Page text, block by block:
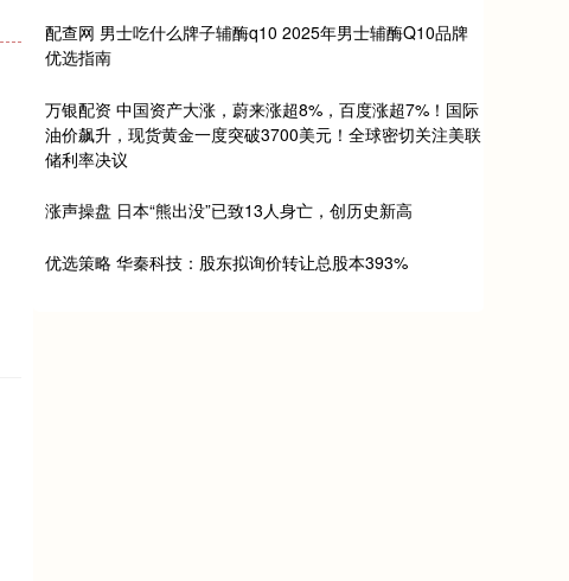
配查网 男士吃什么牌子辅酶q10 2025年男士辅酶Q10品牌
优选指南
万银配资 中国资产大涨，蔚来涨超8%，百度涨超7%！国际
油价飙升，现货黄金一度突破3700美元！全球密切关注美联
储利率决议
涨声操盘 日本“熊出没”已致13人身亡，创历史新高
优选策略 华秦科技：股东拟询价转让总股本393%